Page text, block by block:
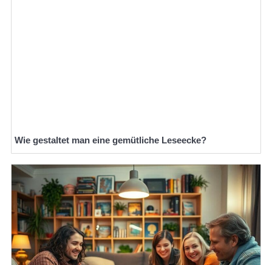
Wie gestaltet man eine gemütliche Leseecke?